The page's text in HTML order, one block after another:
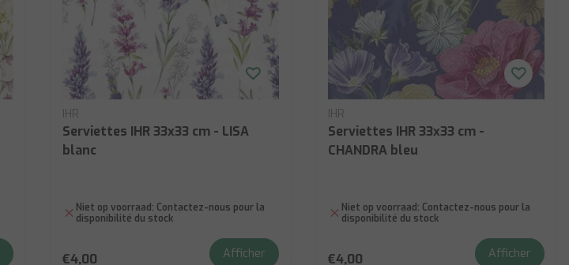
IHR
Serviettes IHR 33x33 cm - LISA
blanc
Niet op voorraad: Contactez-nous pour la
disponibilité du stock
€4,00 Afficher
IHR
Serviettes IHR 33x33 cm -
CHANDRA bleu
Niet op voorraad: Contactez-nous pour la
disponibilité du stock
€4,00 Afficher